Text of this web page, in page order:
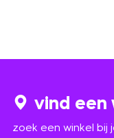
vind een
zoek een winkel bij